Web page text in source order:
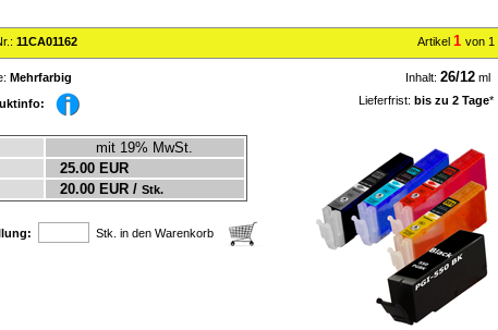
11CA01162 Artikel 1 von 1
Mehrfarbig Inhalt: 26/12 ml
Lieferfrist: bis zu 2 Tage*
mit 19% MwSt.
25.00 EUR
20.00 EUR / Stk.
Stk. in den Warenkorb